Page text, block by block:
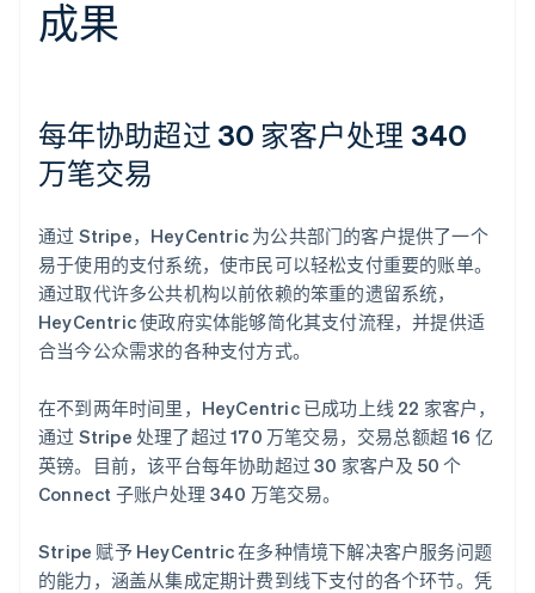
成果
每年协助超过 30 家客户处理 340
万笔交易
通过 Stripe，HeyCentric 为公共部门的客户提供了一个
易于使用的支付系统，使市民可以轻松支付重要的账单。
通过取代许多公共机构以前依赖的笨重的遗留系统，
HeyCentric 使政府实体能够简化其支付流程，并提供适
合当今公众需求的各种支付方式。
在不到两年时间里，HeyCentric 已成功上线 22 家客户，
通过 Stripe 处理了超过 170 万笔交易，交易总额超 16 亿
英镑。目前，该平台每年协助超过 30 家客户及 50 个
Connect 子账户处理 340 万笔交易。
Stripe 赋予 HeyCentric 在多种情境下解决客户服务问题
的能力，涵盖从集成定期计费到线下支付的各个环节。凭